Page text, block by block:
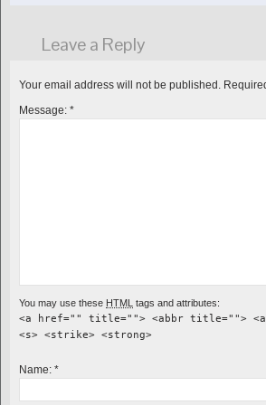
Leave a Reply
Your email address will not be published.
Message: *
You may use these HTML tags and attributes:
<a href="" title=""> <abbr title="">
<s> <strike> <strong>
Name: *